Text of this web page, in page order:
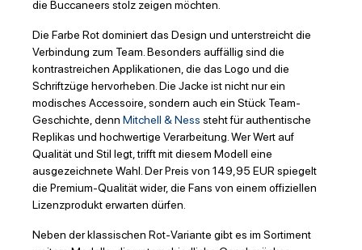
die Buccaneers stolz zeigen möchten.
Die Farbe Rot dominiert das Design und unterstreicht die
Verbindung zum Team. Besonders auffällig sind die
kontrastreichen Applikationen, die das Logo und die
Schriftzüge hervorheben. Die Jacke ist nicht nur ein
modisches Accessoire, sondern auch ein Stück Team-
Geschichte, denn Mitchell & Ness steht für authentische
Replikas und hochwertige Verarbeitung. Wer Wert auf
Qualität und Stil legt, trifft mit diesem Modell eine
ausgezeichnete Wahl. Der Preis von 149,95 EUR spiegelt
die Premium-Qualität wider, die Fans von einem offiziellen
Lizenzprodukt erwarten dürfen.
Neben der klassischen Rot-Variante gibt es im Sortiment